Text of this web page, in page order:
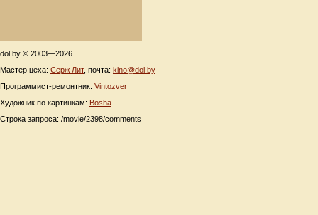
dol.by © 2003—2026
Мастер цеха: Серж Лит, почта: kino@dol.by
Программист-ремонтник: Vintozver
Художник по картинкам: Bosha
Строка запроса: /movie/2398/comments